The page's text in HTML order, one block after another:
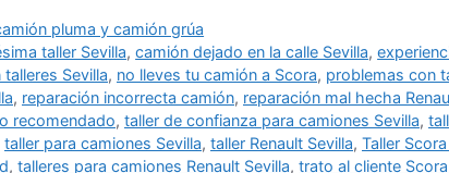
pluma y camión grúa
taller Sevilla,camión dejado en la calle Sevilla,
Sevilla, no lleves tu camión a Scora, problemas con
, reparación incorrecta camión, reparación mal hecha
recomendado, taller de confianza para camiones Sevilla,
taller para camiones Sevilla, taller Renault Sevilla, Taller
, talleres para camiones Renault Sevilla, trato al cliente